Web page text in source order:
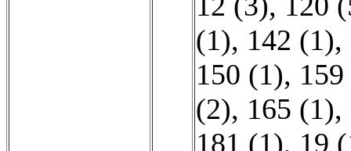
(1), 142 (1),
150 (1),
(2), 165 (1),
181 (1), 19